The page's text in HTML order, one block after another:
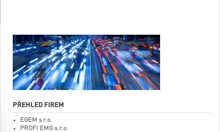
PŘEHLED FIREM
EGEM s r.o.
PROFI EMG s.r.o.